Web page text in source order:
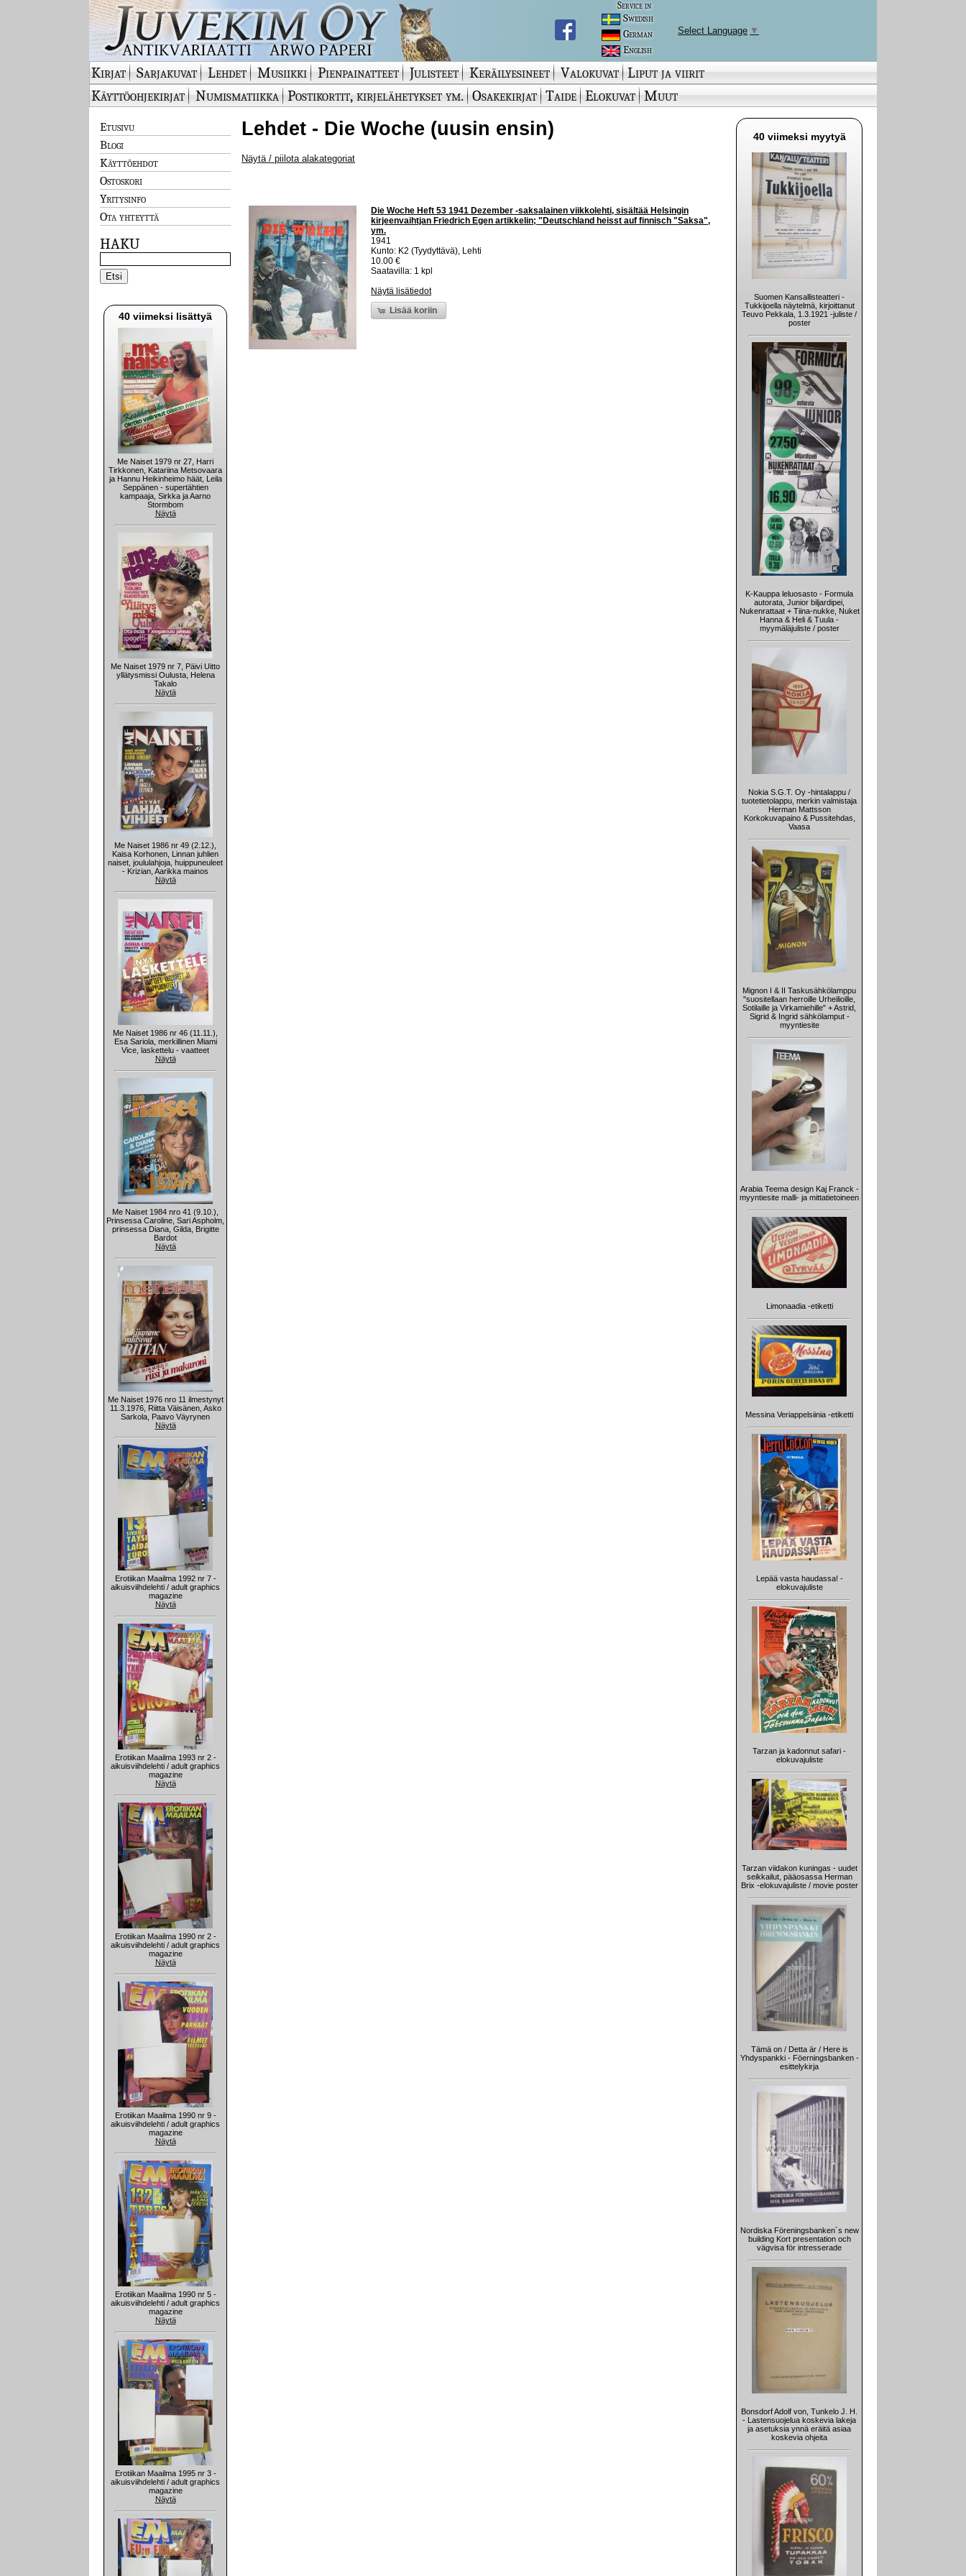
Service in
Swedish
German
English
Select Language ▼
Kirjat Sarjakuvat Lehdet Musiikki Pienpainatteet Julisteet Keräilyesineet Valokuvat Liput ja viirit
Käyttöohjekirjat
Numismatiikka Postikortit, kirjelähetykset ym. Osakekirjat Taide Elokuvat Muut
Etusivu
Blogi
Käyttöehdot
Ostoskori
Yritysinfo
Ota yhteyttä
HAKU
40 viimeksi lisättyä
Me Naiset 1979 nr 27, Harri
Tirkkonen, Katariina Metsovaara
ja Hannu Heikinheimo häät, Leila
Seppänen - supertähtien
kampaaja, Sirkka ja Aarno
Stormbom
Näytä
Me Naiset 1979 nr 7, Päivi Uitto
yllätysmissi Oulusta, Helena
Takalo
Näytä
Me Naiset 1986 nr 49 (2.12.),
Kaisa Korhonen, Linnan juhlien
naiset, joululahjoja, huippuneuleet
- Krizian, Aarikka mainos
Näytä
Me Naiset 1986 nr 46 (11.11.),
Esa Sariola, merkillinen Miami
Vice, laskettelu - vaatteet
Näytä
Me Naiset 1984 nro 41 (9.10.),
Prinsessa Caroline, Sari Aspholm,
prinsessa Diana, Gilda, Brigitte
Bardot
Näytä
Me Naiset 1976 nro 11 ilmestynyt
11.3.1976, Riitta Väisänen, Asko
Sarkola, Paavo Väyrynen
Näytä
Erotiikan Maailma 1992 nr 7 -
aikuisviihdelehti / adult graphics
magazine
Näytä
Erotiikan Maailma 1993 nr 2 -
aikuisviihdelehti / adult graphics
magazine
Näytä
Erotiikan Maailma 1990 nr 2 -
aikuisviihdelehti / adult graphics
magazine
Näytä
Erotiikan Maailma 1990 nr 9 -
aikuisviihdelehti / adult graphics
magazine
Näytä
Erotiikan Maailma 1990 nr 5 -
aikuisviihdelehti / adult graphics
magazine
Näytä
Erotiikan Maailma 1995 nr 3 -
aikuisviihdelehti / adult graphics
magazine
Näytä
Lehdet - Die Woche (uusin ensin)
Näytä / piilota alakategoriat
Die Woche Heft 53 1941 Dezember -saksalainen viikkolehti, sisältää Helsingin
kirjeenvaihtjan Friedrich Egen artikkelin; "Deutschland heisst auf finnisch "Saksa",
ym.
1941
Kunto: K2 (Tyydyttävä), Lehti
10.00 €
Saatavilla: 1 kpl
Näytä lisätiedot
Lisää koriin
40 viimeksi myytyä
Suomen Kansallisteatteri -
Tukkijoella näytelmä, kirjoittanut
Teuvo Pekkala, 1.3.1921 -juliste /
poster
K-Kauppa leluosasto - Formula
autorata, Junior biljardipei,
Nukenrattaat + Tiina-nukke, Nuket
Hanna & Heli & Tuula -
myymäläjuliste / poster
Nokia S.G.T. Oy -hintalappu /
tuotetietolappu, merkin valmistaja
Herman Mattsson
Korkokuvapaino & Pussitehdas,
Vaasa
Mignon I & II Taskusähkölamppu
"suositellaan herroille Urheilioille,
Sotilaille ja Virkamiehille" + Astrid,
Sigrid & Ingrid sähkölamput -
myyntiesite
Arabia Teema design Kaj Franck -
myyntiesite malli- ja mittatietoineen
Limonaadia -etiketti
Messina Veriappelsiinia -etiketti
Lepää vasta haudassa! -
elokuvajuliste
Tarzan ja kadonnut safari -
elokuvajuliste
Tarzan viidakon kuningas - uudet
seikkailut, pääosassa Herman
Brix -elokuvajuliste / movie poster
Tämä on / Detta är / Here is
Yhdyspankki - Föerningsbanken -
esittelykirja
Nordiska Föreningsbanken´s new
building Kort presentation och
vägvisa för intresserade
Bonsdorf Adolf von, Tunkelo J. H.
- Lastensuojelua koskevia lakeja
ja asetuksia ynnä eräitä asiaa
koskevia ohjeita